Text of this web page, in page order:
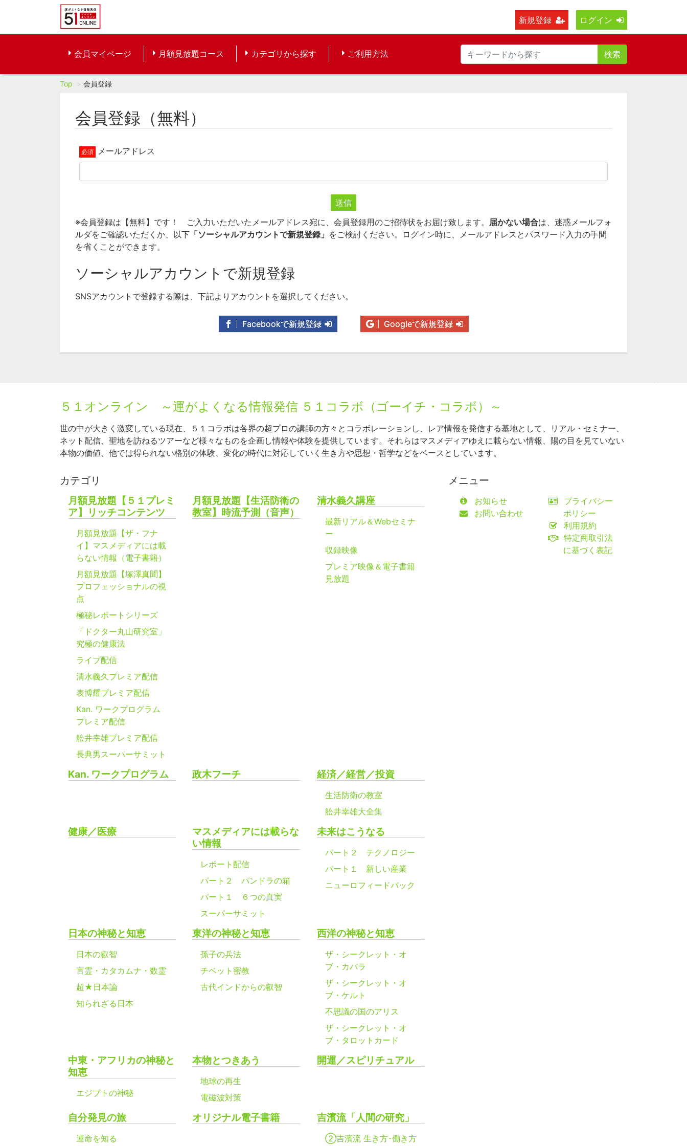
新規登録 ログイン
会員マイページ 月額見放題コース カテゴリから探す ご利用方法 検索
Top 会員登録
会員登録（無料）
メールアドレス
送信
※会員登録は【無料】です！ ご入力いただいたメールアドレス宛に、会員登録用のご招待状をお届け致します。 届かない場合は、迷惑メールフォ
ルダをご確認いただくか、以下 「ソーシャルアカウントで新規登録」 をご検討ください。ログイン時に、メールアドレスとパスワード入力の手間
を省くことができます。
ソーシャルアカウントで新規登録
SNSアカウントで登録する際は、下記よりアカウントを選択してください。
Facebookで新規登録 Googleで新規登録
５１オンライン ～運がよくなる情報発信 ５１コラボ（ゴーイチ・コラボ）～
世の中が大きく激変している現在、５１コラボは各界の超プロの講師の方々とコラボレーションし、レア情報を発信する基地として、リアル・セミナー、
ネット配信、聖地を訪ねるツアーなど様々なものを企画し情報や体験を提供しています。それらはマスメディアゆえに載らない情報、陽の目を見ていない
本物の価値、他では得られない格別の体験、変化の時代に対応していく生き方や思想・哲学などをベースとしています。
カテゴリ
月額見放題【５１プレミ
ア】リッチコンテンツ
月額見放題【ザ・フナ
イ】マスメディアには載
らない情報（電子書籍）
月額見放題【塚澤真聞】
プロフェッショナルの視
点
極秘レポートシリーズ
「ドクター丸山研究室」
究極の健康法
ライブ配信
清水義久プレミア配信
表博耀プレミア配信
Kan. ワークプログラム
プレミア配信
舩井幸雄プレミア配信
長典男スーパーサミット
月額見放題【生活防衛の
教室】時流予測（音声）
清水義久講座
最新リアル＆Webセミナ
ー
収録映像
プレミア映像＆電子書籍
見放題
Kan. ワークプログラム 政木フーチ 経済／経営／投資
生活防衛の教室
舩井幸雄大全集
健康／医療
マスメディアには載らな
い情報
レポート配信
パート２ パンドラの箱
パート１ ６つの真実
スーパーサミット
未来はこうなる
パート２ テクノロジー
パート１ 新しい産業
ニューロフィードバック
日本の神秘と知恵
日本の叡智
言霊・カタカムナ・数霊
超★日本論
知られざる日本
東洋の神秘と知恵
孫子の兵法
チベット密教
古代インドからの叡智
西洋の神秘と知恵
ザ・シークレット・オ
ブ・カバラ
ザ・シークレット・オ
ブ・ケルト
不思議の国のアリス
ザ・シークレット・オ
ブ・タロットカード
中東・アフリカの神秘と
知恵
エジプトの神秘
本物とつきあう
地球の再生
電磁波対策
開運／スピリチュアル
自分発見の旅
運命を知る
オリジナル電子書籍 吉濱流「人間の研究」
②吉濱流 生き方･働き方
メニュー
お知らせ
お問い合わせ
プライバシー
ポリシー
利用規約
特定商取引法
に基づく表記